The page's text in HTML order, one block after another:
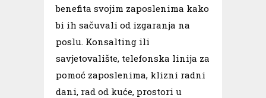
benefita svojim zaposlenima kako
bi ih sačuvali od izgaranja na
poslu. Konsalting ili
savjetovalište, telefonska linija za
pomoć zaposlenima, klizni radni
dani, rad od kuće, prostori u